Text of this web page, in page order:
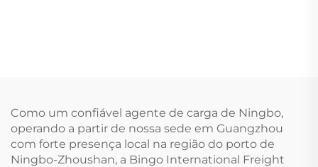
Como um confiável agente de carga de Ningbo,
operando a partir de nossa sede em Guangzhou
com forte presença local na região do porto de
Ningbo-Zhoushan, a Bingo International Freight